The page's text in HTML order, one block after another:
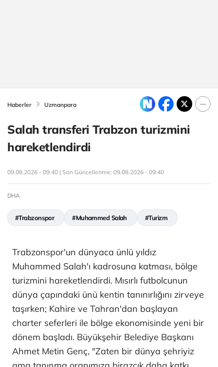
Haberler Uzmanpara
Salah transferi Trabzon turizmini
hareketlendirdi
09.08.2026 - 09:40 | Son Güncellenme: 09.08.2026 - 09:40
DHA
#Trabzonspor #Muhammed Salah #Turizm
Trabzonspor'un dünyaca ünlü yıldız
Muhammed Salah'ı kadrosuna katması, bölge
turizmini hareketlendirdi. Mısırlı futbolcunun
dünya çapındaki ünü kentin tanınırlığını zirveye
taşırken; Kahire ve Tahran'dan başlayan
charter seferleri ile bölge ekonomisinde yeni bir
dönem başladı. Büyükşehir Belediye Başkanı
Ahmet Metin Genç, "Zaten bir dünya şehriyiz